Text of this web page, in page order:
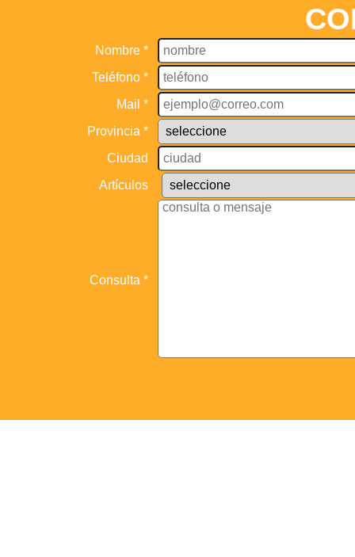
Nombre *
Teléfono *
Mail *
Provincia *
Ciudad
Artículos
Consulta *